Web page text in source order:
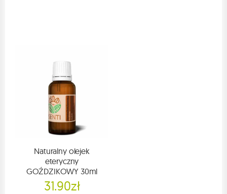
Naturalny olejek
eteryczny
GOŹDZIKOWY 30ml
31.90zł